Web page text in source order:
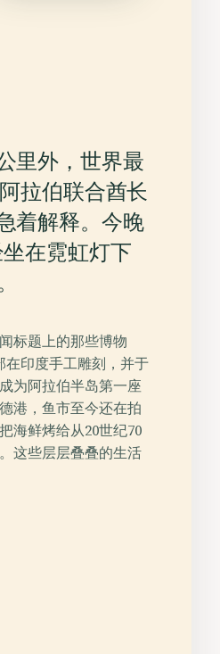
里外，世界最
拉伯联合酋长
着解释。今晚
在霓虹灯下
标题上的那些博物
在印度手工雕刻，并于
为阿拉伯半岛第一座
港，鱼市至今还在拍
海鲜烤给从20世纪70
这些层层叠叠的生活